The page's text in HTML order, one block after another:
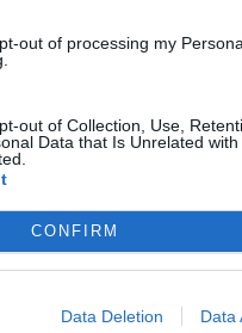
out of processing my
out of Collection, Use,
Data that Is Unrelated
CONFIRM
Data Deletion Data